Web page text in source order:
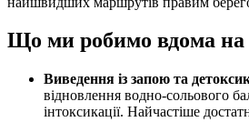
Що ми робимо вдома на
Виведення із запою та
відновлення водно-сольового
інтоксикації. Найчастіше